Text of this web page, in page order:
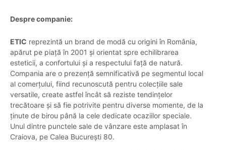
Despre companie:
ETIC reprezintă un brand de modă cu origini în România,
apărut pe piață în 2001 și orientat spre echilibrarea
esteticii, a confortului și a respectului față de natură.
Compania are o prezență semnificativă pe segmentul local
al comerțului, fiind recunoscută pentru colecțiile sale
versatile, create astfel încât să reziste tendințelor
trecătoare și să fie potrivite pentru diverse momente, de la
ținute de birou până la cele dedicate ocaziilor speciale.
Unul dintre punctele sale de vânzare este amplasat în
Craiova, pe Calea București 80.